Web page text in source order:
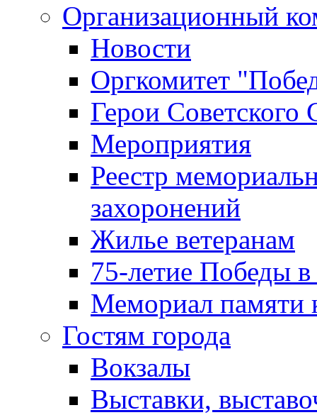
Организационный
Новости
Оргкомитет
Герои Советского
Мероприятия
Реестр
захоронений
Жилье ветеранам
75-летие Победы
Мемориал памяти
Гостям города
Вокзалы
Выставки,